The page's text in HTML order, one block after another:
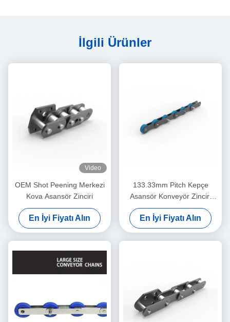
İlgili Ürünler
Video
OEM Shot Peening Merkezi
Kova Asansör Zinciri
En İyi Fiyatı Alın
133.33mm Pitch Kepçe
Asansör Konveyör Zinciri
Naylon Rulo Yürüyen
Merdiven Adım Zinciri
En İyi Fiyatı Alın